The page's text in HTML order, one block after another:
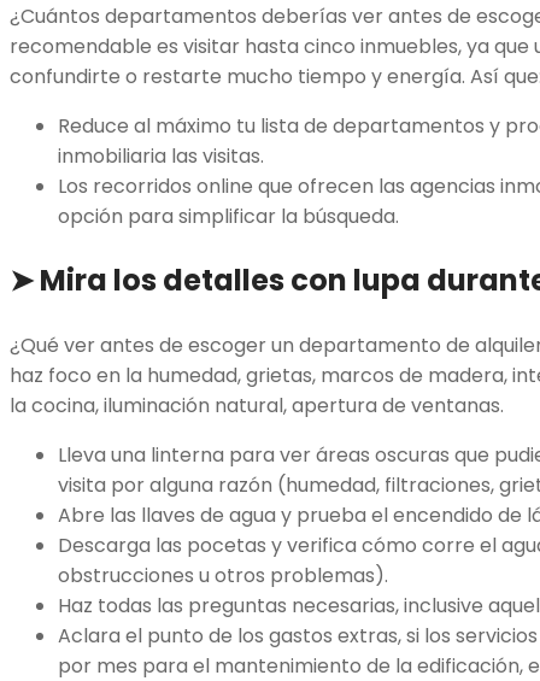
¿Cuántos departamentos deberías ver antes de
recomendable es visitar hasta cinco inmuebles, ya
confundirte o restarte mucho tiempo y energía. Así
Reduce al máximo tu lista de departamentos y
inmobiliaria las visitas.
Los recorridos online que ofrecen las agencias
opción para simplificar la búsqueda.
➤Mira los detalles con lupa
¿Qué ver antes de escoger un departamento de
haz foco en la humedad, grietas, marcos de madera,
la cocina, iluminación natural, apertura de ventanas.
Lleva una linterna para ver áreas oscuras que
visita por alguna razón (humedad, filtraciones,
Abre las llaves de agua y prueba el encendido de
Descarga las pocetas y verifica cómo corre el
obstrucciones u otros problemas).
Haz todas las preguntas necesarias, inclusive
Aclara el punto de los gastos extras, si los
por mes para el mantenimiento de la edificación,